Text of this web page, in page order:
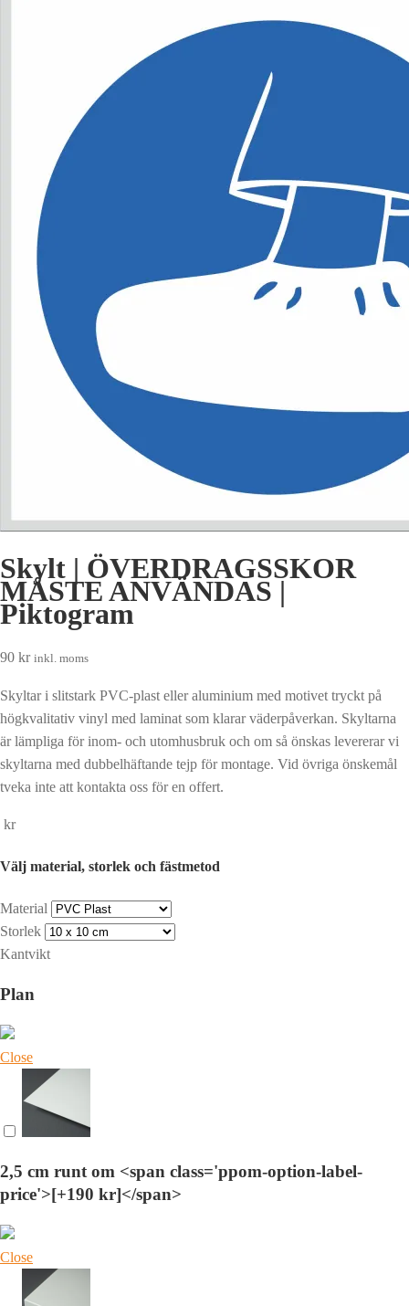
Skylt | ÖVERDRAGSSKOR
MÅSTE ANVÄNDAS |
Piktogram
90 kr inkl. moms
Skyltar i slitstark PVC-plast eller aluminium med motivet tryckt på
högkvalitativ vinyl med laminat som klarar väderpåverkan. Skyltarna
är lämpliga för inom- och utomhusbruk och om så önskas levererar vi
skyltarna med dubbelhäftande tejp för montage. Vid övriga önskemål
tveka inte att kontakta oss för en offert.
kr
Välj material, storlek och fästmetod
Material
Storlek
Kantvikt
Plan
Close
2,5 cm runt om <span class='ppom-option-label-
price'>[+190 kr]</span>
Close